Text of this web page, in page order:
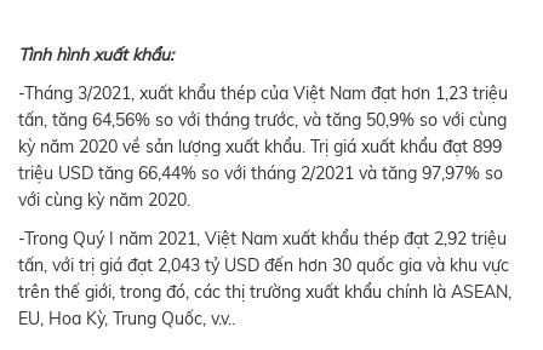
Tình hình xuất khẩu:
-Tháng 3/2021, xuất khẩu thép của Việt Nam đạt hơn 1,23 triệu
tấn, tăng 64,56% so với tháng trước, và tăng 50,9% so với cùng
kỳ năm 2020 về sản lượng xuất khẩu. Trị giá xuất khẩu đạt 899
triệu USD tăng 66,44% so với tháng 2/2021 và tăng 97,97% so
với cùng kỳ năm 2020.
-Trong Quý I năm 2021, Việt Nam xuất khẩu thép đạt 2,92 triệu
tấn, với trị giá đạt 2,043 tỷ USD đến hơn 30 quốc gia và khu vực
trên thế giới, trong đó, các thị trường xuất khẩu chính là ASEAN,
EU, Hoa Kỳ, Trung Quốc, v.v..